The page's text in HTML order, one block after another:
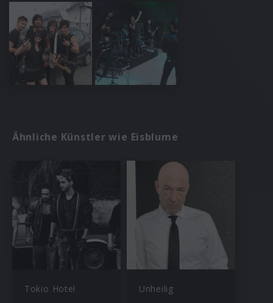
Ähnliche Künstler wie Eisblume
Tokio Hotel Unheilig